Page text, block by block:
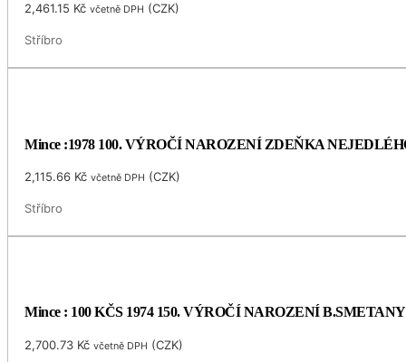
2,461.15 Kč včetně DPH (CZK)
Stříbro
Mince :1978 100. VÝROČÍ NAROZENÍ ZDEŇKA
2,115.66 Kč včetně DPH (CZK)
Stříbro
Mince : 100 KČS 1974 150. VÝROČÍ NAROZENÍ B.SMETANY
2,700.73 Kč včetně DPH (CZK)